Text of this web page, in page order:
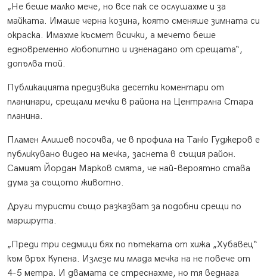
„Не беше малко мече, но все пак се ослушахме и за
майката. Имаше черна козина, която сменяше зимната си
окраска. Имахме късмет всички, а мечето беше
едновременно любопитно и изненадано от срещата“,
допълва той.
Публикацията предизвика десетки коментари от
планинари, срещали мечки в района на Централна Стара
планина.
Пламен Алишев посочва, че в профила на Таню Гуджеров е
публикувано видео на мечка, заснета в същия район.
Самият Йордан Марков смята, че най-вероятно става
дума за същото животно.
Други туристи също разказват за подобни срещи по
маршрута.
„Преди три седмици бях по пътеката от хижа „Хубавец“
към връх Купена. Излезе ми млада мечка на не повече от
4-5 метра. И двамата се стреснахме, но тя веднага